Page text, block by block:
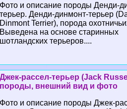
Фото и описание породы Денди-
терьер. Денди-динмонт-терьер
Dinmont Terrier), порода
Выведена на основе старинных
шотландских терьеров....
Джек-рассел-терьер (Jack
породы, внешний вид и фото
Фото и описание породы Джек-